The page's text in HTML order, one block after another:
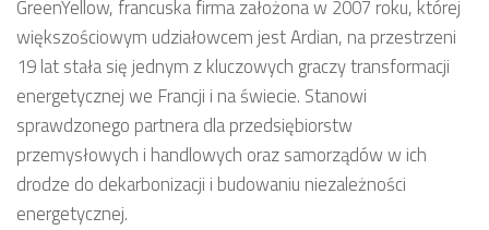
GreenYellow, francuska firma założona w 2007 roku, której
większościowym udziałowcem jest Ardian, na przestrzeni
19 lat stała się jednym z kluczowych graczy transformacji
energetycznej we Francji i na świecie. Stanowi
sprawdzonego partnera dla przedsiębiorstw
przemysłowych i handlowych oraz samorządów w ich
drodze do dekarbonizacji i budowaniu niezależności
energetycznej.